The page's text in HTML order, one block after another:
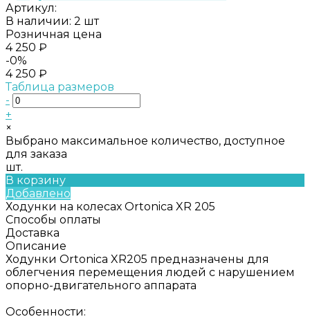
Артикул:
В наличии: 2 шт
Розничная цена
4 250 ₽
-0%
4 250 ₽
Таблица размеров
-
+
×
Выбрано максимальное количество, доступное
для заказа
шт.
В корзину
Добавлено
Ходунки на колесах Ortonica XR 205
Способы оплаты
Доставка
Описание
Ходунки Ortonica XR205 предназначены для
облегчения перемещения людей с нарушением
опорно-двигательного аппарата
Особенности: